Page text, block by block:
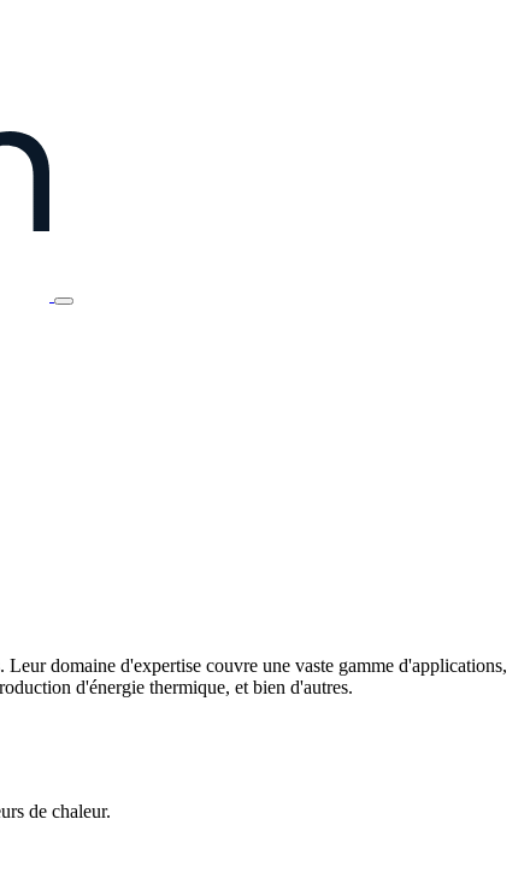
domaine d'expertise couvre une vaste gamme d'applications,
d'énergie thermique, et bien d'autres.
de chaleur.